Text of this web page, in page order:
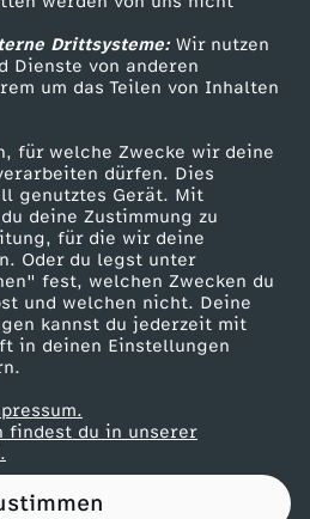
Drittsysteme:Wir nutzen
Dienste von anderen
um das Teilen von Inhalten
für welche Zwecke wir deine
dürfen. Dies
genutztes Gerät. Mit
deine Zustimmung zu
für die wir deine
Oder du legst unter
fest, welchen Zwecken du
und welchen nicht. Deine
kannst du jederzeit mit
in deinen Einstellungen
findest du in unserer